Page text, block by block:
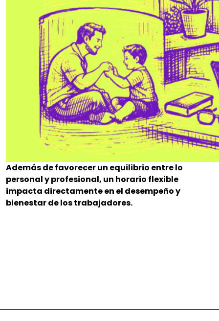
Además de favorecer un equilibrio entre lo
personal y profesional, un horario flexible
impacta directamente en el desempeño y
bienestar de los trabajadores.